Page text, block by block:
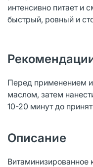
интенсивно питает и
быстрый, ровный и
Перед применением
маслом, затем
10-20 минут до
Описание
Витаминизированное